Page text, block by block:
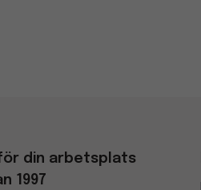
din arbetsplats
1997